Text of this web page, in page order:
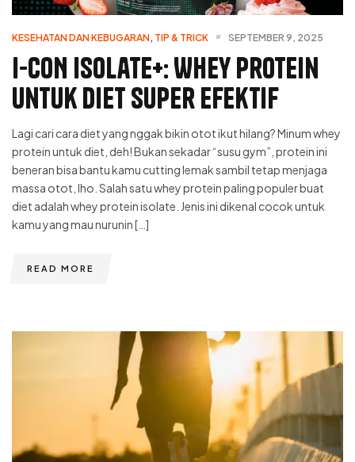
KESEHATAN DAN KEBUGARAN, TIP & TRICK SEPTEMBER 9, 2025
I-CON Isolate+: Whey Protein
untuk Diet Super Efektif
Lagi cari cara diet yang nggak bikin otot ikut hilang? Minum whey
protein untuk diet, deh! Bukan sekadar “susu gym”, protein ini
beneran bisa bantu kamu cutting lemak sambil tetap menjaga
massa otot, lho. Salah satu whey protein paling populer buat
diet adalah whey protein isolate. Jenis ini dikenal cocok untuk
kamu yang mau nurunin […]
READ MORE